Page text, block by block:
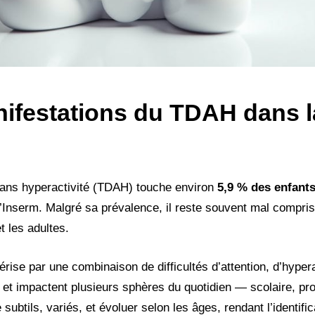
du TDAH dans
hyperactivité (TDAH) touche environ 5,9 % des
Malgré sa prévalence, il reste souvent mal
les adultes.
par une combinaison de difficultés d’attention,
et impactent plusieurs sphères du quotidien — scolaire,
variés, et évoluer selon les âges, rendant